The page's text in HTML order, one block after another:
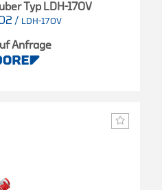
Typ LDH-170V
/ LDH-170V
Anfrage